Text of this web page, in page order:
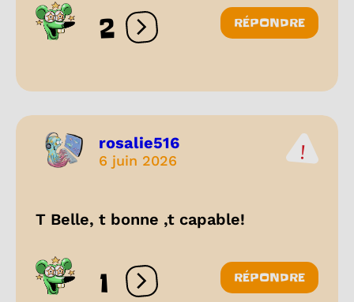
2 Ouvrir les réactions
RÉPONDRE
rosalie516
6 juin 2026
T Belle, t bonne ,t capable!
1 Ouvrir les réactions
RÉPONDRE